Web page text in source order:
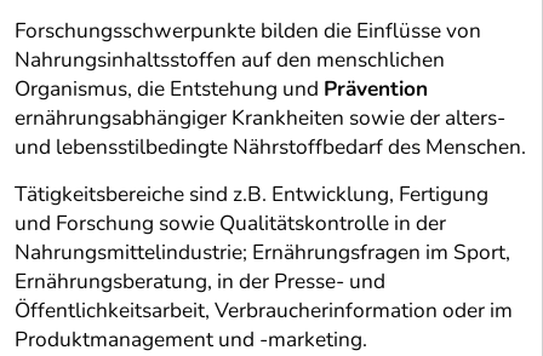
Forschungsschwerpunkte bilden die Einflüsse von
Nahrungsinhaltsstoffen auf den menschlichen
Organismus, die Entstehung und Prävention
ernährungsabhängiger Krankheiten sowie der alters-
und lebensstilbedingte Nährstoffbedarf des Menschen.
Tätigkeitsbereiche sind z.B. Entwicklung, Fertigung
und Forschung sowie Qualitätskontrolle in der
Nahrungsmittelindustrie; Ernährungsfragen im Sport,
Ernährungsberatung, in der Presse- und
Öffentlichkeitsarbeit, Verbraucherinformation oder im
Produktmanagement und -marketing.